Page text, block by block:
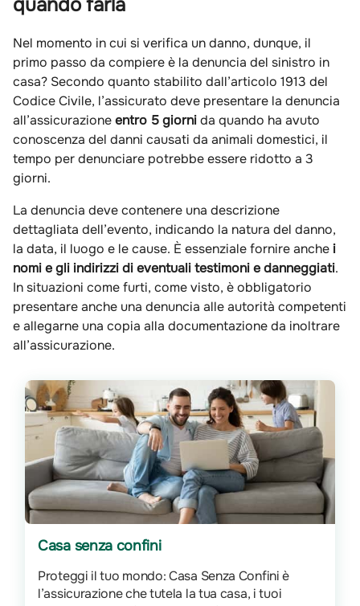
Nel momento in cui si verifica un danno, dunque, il
primo passo da compiere è la denuncia del sinistro in
casa? Secondo quanto stabilito dall’articolo 1913 del
Codice Civile, l’assicurato deve presentare la denuncia
all’assicurazioneentro 5 giornida quando ha avuto
conoscenza del danni causati da animali domestici, il
tempo per denunciare potrebbe essere ridotto a 3
giorni.
La denuncia deve contenere una descrizione
dettagliata dell’evento, indicando la natura del danno,
la data, il luogo e le cause. È essenziale fornire anche i
nomi e gli indirizzi di eventuali testimoni e danneggiati.
In situazioni come furti, come visto, è obbligatorio
presentare anche una denuncia alle autorità competenti
e allegarne una copia alla documentazione da inoltrare
all’assicurazione.
Casa senza confini
Proteggi il tuo mondo: Casa Senza Confini è
l’assicurazione che tutela la tua casa, i tuoi